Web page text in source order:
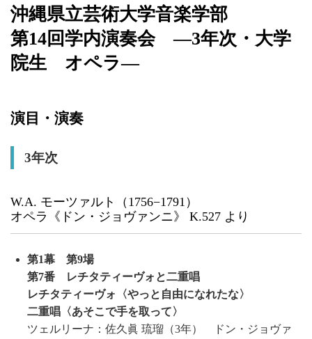
沖縄県立芸術大学音楽学部
第14回学内演奏会 ―3年次・大学
院生 オペラ―
演目・演奏
3年次
W.A. モーツァルト（1756−1791）
オペラ《ドン・ジョヴァンニ》 K.527 より
第1幕 第9場
第7番 レチタティーヴォと二重唱
レチタティーヴォ〈やっと自由になれたな〉
二重唱〈あそこで手を取って〉
ツェルリーナ：佐久眞 琉瑠（3年） ドン・ジョヴァ